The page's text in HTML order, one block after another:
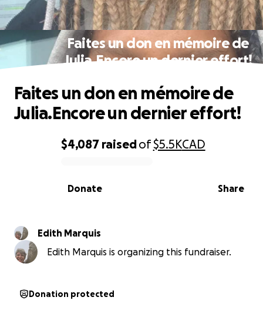
Faites un don en mémoire de
Julia.Encore un dernier effort!
0% complete
$4,087 raisedof$5.5KCAD
Share
Donate
Faites un don en mémoire de
Julia.Encore un dernier effort!
Edith Marquis
Edith Marquis is organizing this fundraiser.
Donation protected